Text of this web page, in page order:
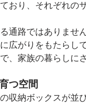
おり、それぞれの
通路ではありませ
広がりをもたらし
、家族の暮らしに
つ空間
収納ボックスが並